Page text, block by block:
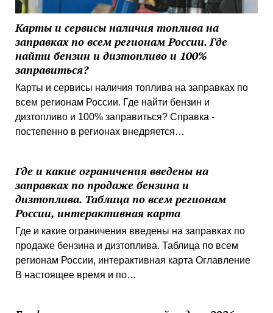
Карты и сервисы наличия топлива на
заправках по всем регионам России. Где
найти бензин и дизтопливо и 100%
заправиться?
Карты и сервисы наличия топлива на заправках по
всем регионам России. Где найти бензин и
дизтопливо и 100% заправиться? Справка -
постепенно в регионах внедряется…
Где и какие ограничения введены на
заправках по продаже бензина и
дизтоплива. Таблица по всем регионам
России, интерактивная карта
Где и какие ограничения введены на заправках по
продаже бензина и дизтоплива. Таблица по всем
регионам России, интерактивная карта Оглавление
В настоящее время и по…